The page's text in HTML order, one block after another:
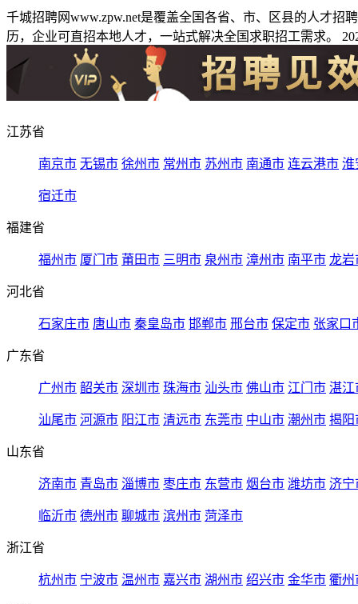
千城招聘网www.zpw.net是覆盖全国各省、市、区县的人才
历，企业可直招本地人才，一站式解决全国求职招工需求。
江苏省
南京市 无锡市 徐州市 常州市 苏州市 南通市 连云港市 淮
宿迁市
福建省
福州市 厦门市 莆田市 三明市 泉州市 漳州市 南平市 龙岩
河北省
石家庄市 唐山市 秦皇岛市 邯郸市 邢台市 保定市 张家口
广东省
广州市 韶关市 深圳市 珠海市 汕头市 佛山市 江门市 湛江
汕尾市 河源市 阳江市 清远市 东莞市 中山市 潮州市 揭阳
山东省
济南市 青岛市 淄博市 枣庄市 东营市 烟台市 潍坊市 济宁
临沂市 德州市 聊城市 滨州市 菏泽市
浙江省
杭州市 宁波市 温州市 嘉兴市 湖州市 绍兴市 金华市 衢州